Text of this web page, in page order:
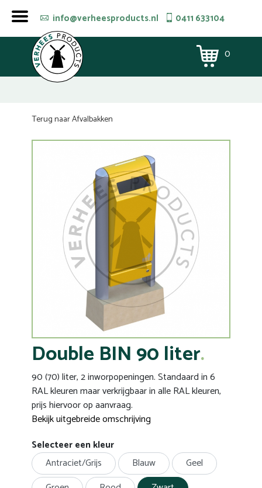
info@verheesproducts.nl 0411 633104
0
Terug naar Afvalbakken
Double BIN 90 liter
90 (70) liter, 2 inworpopeningen. Standaard in 6
RAL kleuren maar verkrijgbaar in alle RAL kleuren,
prijs hiervoor op aanvraag.
Bekijk uitgebreide omschrijving
Selecteer een kleur
Antraciet/Grijs
Blauw
Geel